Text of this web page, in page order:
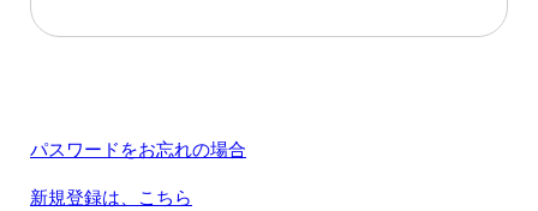
パスワードをお忘れの場合
新規登録は、こちら